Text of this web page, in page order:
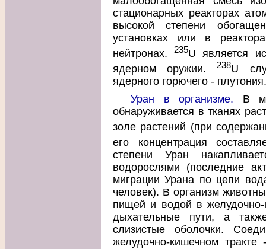
стационарных реакторах
высокой степени
установках или в
нейтронах.235U является
ядерном оружии.238U
ядерного горючего - плутония.
Уран в организме. В
обнаруживается в тканях
золе растений (при
его концентрация
степени Уран
водорослями (последние
миграции Урана по цепи
человек). В организм
пищей и водой в желудочно-
дыхательные пути, а
слизистые оболочки.
желудочно-кишечном